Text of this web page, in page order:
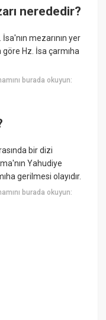
nerededir?
mezarının yer
göre Hz. İsa çarmıha
burada okuyun:
bir dizi
Yahudiye
gerilmesi olayıdır.
burada okuyun: